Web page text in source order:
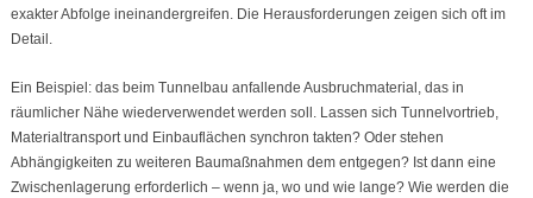
exakter Abfolge ineinandergreifen. Die Herausforderungen zeigen sich oft im
Detail.
Ein Beispiel: das beim Tunnelbau anfallende Ausbruchmaterial, das in
räumlicher Nähe wiederverwendet werden soll. Lassen sich Tunnelvortrieb,
Materialtransport und Einbauflächen synchron takten? Oder stehen
Abhängigkeiten zu weiteren Baumaßnahmen dem entgegen? Ist dann eine
Zwischenlagerung erforderlich – wenn ja, wo und wie lange? Wie werden die